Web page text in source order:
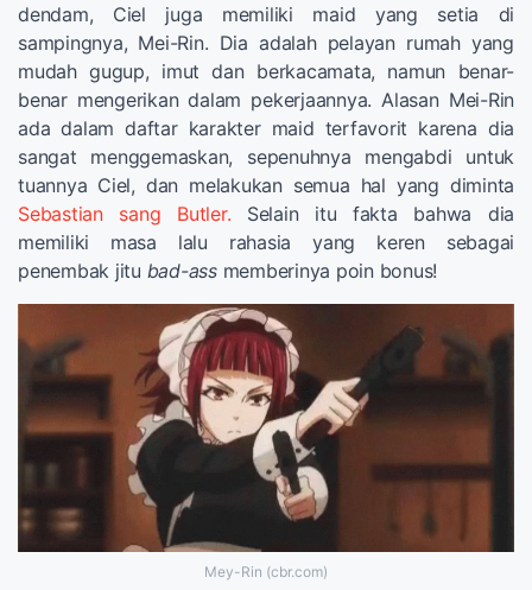
dendam, Ciel juga memiliki maid yang setia di
sampingnya, Mei-Rin. Dia adalah pelayan rumah yang
mudah gugup, imut dan berkacamata, namun benar-
benar mengerikan dalam pekerjaannya. Alasan Mei-Rin
ada dalam daftar karakter maid terfavorit karena dia
sangat menggemaskan, sepenuhnya mengabdi untuk
tuannya Ciel, dan melakukan semua hal yang diminta
Sebastian sang Butler. Selain itu fakta bahwa dia
memiliki masa lalu rahasia yang keren sebagai
penembak jitu bad-assmemberinya poin bonus!
Mey-Rin (cbr.com)